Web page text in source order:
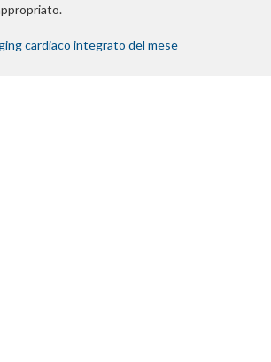
cardiaco integrato del mese